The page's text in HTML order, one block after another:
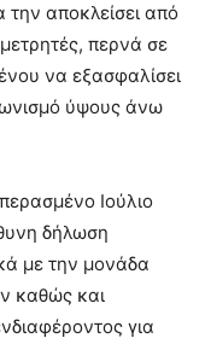
αποκλείσει από
περνά σε
να εξασφαλίσει
ύψους άνω
Ιούλιο
δήλωση
με την μονάδα
καθώς και
για